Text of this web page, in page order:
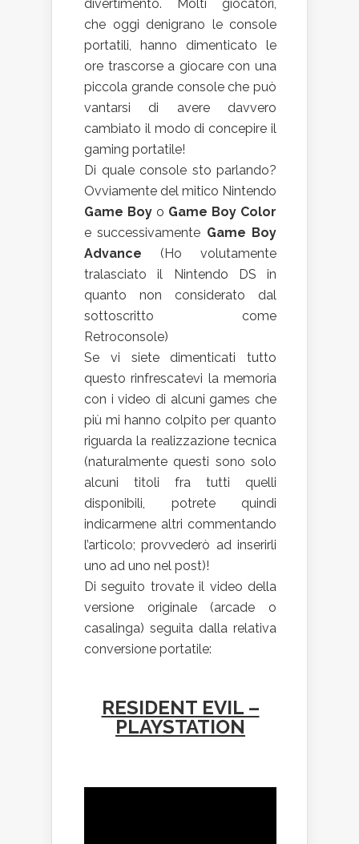
divertimento. Molti giocatori,
che oggi denigrano le console
portatili, hanno dimenticato le
ore trascorse a giocare con una
piccola grande console che può
vantarsi di avere davvero
cambiato il modo di concepire il
gaming portatile!
Di quale console sto parlando?
Ovviamente del mitico Nintendo
Game Boy o Game Boy Color
e successivamente Game Boy
Advance (Ho volutamente
tralasciato il Nintendo DS in
quanto non considerato dal
sottoscritto come
Retroconsole)
Se vi siete dimenticati tutto
questo rinfrescatevi la memoria
con i video di alcuni games che
più mi hanno colpito per quanto
riguarda la realizzazione tecnica
(naturalmente questi sono solo
alcuni titoli fra tutti quelli
disponibili, potrete quindi
indicarmene altri commentando
l’articolo; provvederò ad inserirli
uno ad uno nel post)!
Di seguito trovate il video della
versione originale (arcade o
casalinga) seguita dalla relativa
conversione portatile:
RESIDENT EVIL –
PLAYSTATION